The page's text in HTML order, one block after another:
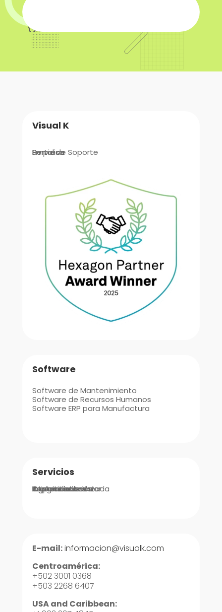
Visual K
Empresa
Portal de Soporte
Servicios
Software
Software de Mantenimiento
Software de Recursos Humanos
Software ERP para Manufactura
Servicios
Integraciones
Implementación
Ingeniería de Valor
Asistencia Avanzada
Soporte
Capacitaciones
E-mail:informacion@visualk.com
Centroamérica:
+502 3001 0368
+503 2268 6407
USA and Caribbean: